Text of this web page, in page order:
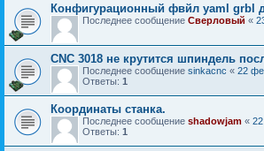
Конфигурационный фвйл yaml grbl
Последнее сообщение Сверловый «
CNC 3018 не крутится шпиндель
Последнее сообщение sinkacnc « 22
Ответы: 1
Координаты станка.
Последнее сообщение shadowjam «
Ответы: 1